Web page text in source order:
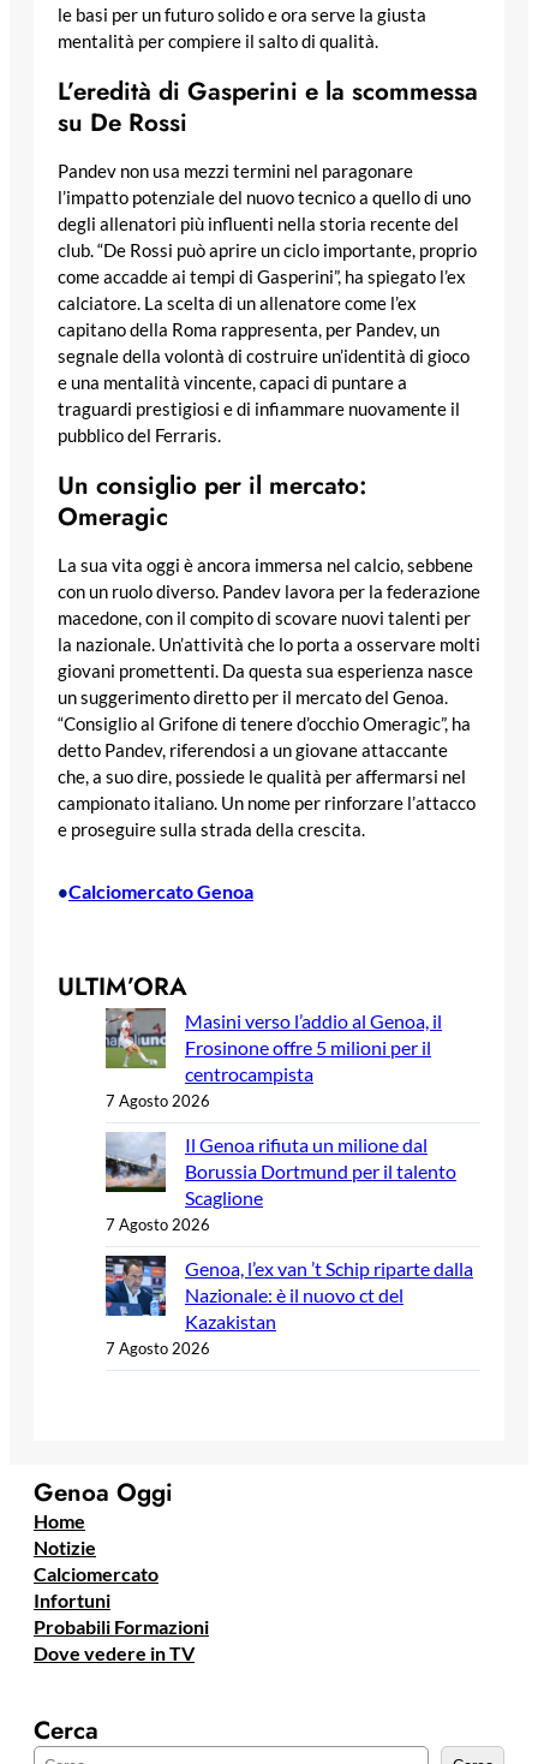
le basi per un futuro solido e ora serve la giusta
mentalità per compiere il salto di qualità.
L’eredità di Gasperini e la scommessa
su De Rossi
Pandev non usa mezzi termini nel paragonare
l’impatto potenziale del nuovo tecnico a quello di uno
degli allenatori più influenti nella storia recente del
club. “De Rossi può aprire un ciclo importante, proprio
come accadde ai tempi di Gasperini”, ha spiegato l’ex
calciatore. La scelta di un allenatore come l’ex
capitano della Roma rappresenta, per Pandev, un
segnale della volontà di costruire un’identità di gioco
e una mentalità vincente, capaci di puntare a
traguardi prestigiosi e di infiammare nuovamente il
pubblico del Ferraris.
Un consiglio per il mercato:
Omeragic
La sua vita oggi è ancora immersa nel calcio, sebbene
con un ruolo diverso. Pandev lavora per la federazione
macedone, con il compito di scovare nuovi talenti per
la nazionale. Un’attività che lo porta a osservare molti
giovani promettenti. Da questa sua esperienza nasce
un suggerimento diretto per il mercato del Genoa.
“Consiglio al Grifone di tenere d’occhio Omeragic”, ha
detto Pandev, riferendosi a un giovane attaccante
che, a suo dire, possiede le qualità per affermarsi nel
campionato italiano. Un nome per rinforzare l’attacco
e proseguire sulla strada della crescita.
•Calciomercato Genoa
ULTIM’ORA
Masini verso l’addio al Genoa, il
Frosinone offre 5 milioni per il
centrocampista
7 Agosto 2026
Il Genoa rifiuta un milione dal
Borussia Dortmund per il talento
Scaglione
7 Agosto 2026
Genoa, l’ex van ’t Schip riparte dalla
Nazionale: è il nuovo ct del
Kazakistan
7 Agosto 2026
Genoa Oggi
Home
Notizie
Calciomercato
Infortuni
Probabili Formazioni
Dove vedere in TV
Cerca